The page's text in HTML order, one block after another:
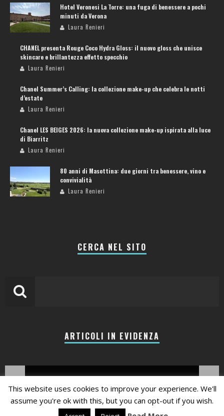
Hotel Veronesi La Torre: una fuga di benessere a pochi
minuti da Verona
Laura Renieri
CHANEL presenta Rouge Coco Hydra Gloss: il nuovo gloss che unisce
skincare e brillantezza effetto specchio
Laura Renieri
Chanel Summer’s Calling: la collezione make-up che celebra le notti
d’estate
Laura Renieri
Chanel LES BEIGES 2026: la nuova collezione make-up ispirata alla luce
di Biarritz
Laura Renieri
80 anni di Masottina: due giorni tra benessere, vino e
convivialità
Laura Renieri
CERCA NEL SITO
ARTICOLI IN EVIDENZA
This website uses cookies to improve your experience. We'll
assume you're ok with this, but you can opt-out if you wish.